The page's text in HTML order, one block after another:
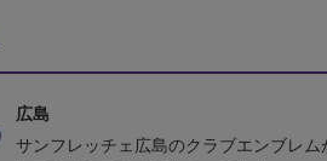
広島
サンフレッチェ広島のクラブエンブレム